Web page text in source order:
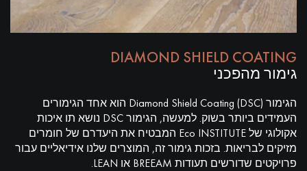
DIAMOND SHIELD COATING
גימור מהפכני
הגימור Diamond Shield Coating (DSC) הוא אחד הגימורים
העמידים ביותר בשוק. למעשה, הגימור DSC נושא תו איכות
אקולוגי של Eco INSTITUTE המבטיח את היעדרם של חומרים
מזיקים לבריאות. בזכות גימור זה, המוצרים שלנו אידיאליים עבור
פרויקטים שדורשים תעודות BREEAM או LEAN.